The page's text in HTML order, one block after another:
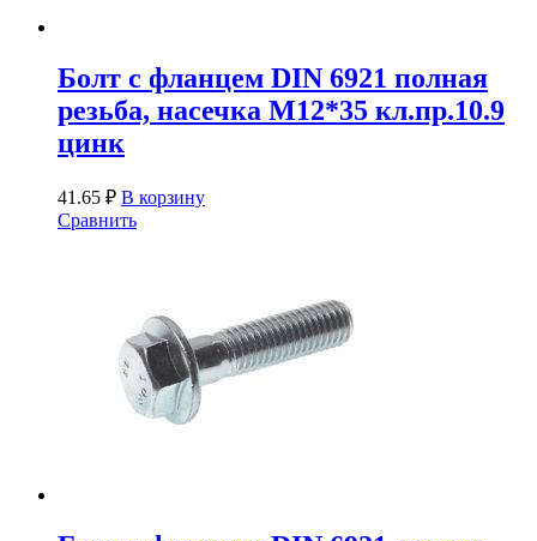
Болт с фланцем DIN 6921 полная
резьба, насечка М12*35 кл.пр.10.9
цинк
41.65 ₽ В корзину
Сравнить